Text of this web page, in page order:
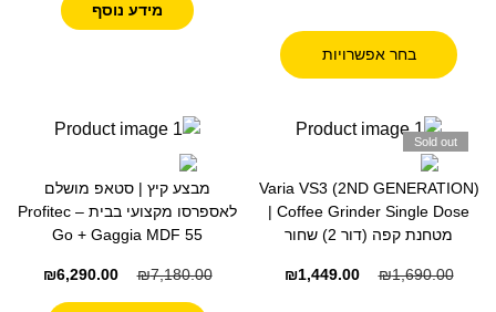
בחר אפשרויות
מידע נוסף
Sold out
Varia VS3 (2ND GENERATION)
Coffee Grinder Single Dose |
מטחנת קפה (דור 2) שחור
₪1,690.00
₪1,449.00
מבצע קיץ | סטאפ מושלם
לאספרסו מקצועי בבית – Profitec
Go + Gaggia MDF 55
₪7,180.00
₪6,290.00